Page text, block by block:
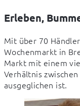
Erleben,
Mit über 70
Wochenmarkt in
Markt mit einem
Verhältnis
ausgeglichen ist.